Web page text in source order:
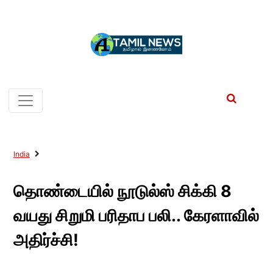
India
தொண்டையில் நூடுல்ஸ் சிக்கி 8
வயது சிறுமி பரிதாப பலி.. கேரளாவில்
அதிர்ச்சி!